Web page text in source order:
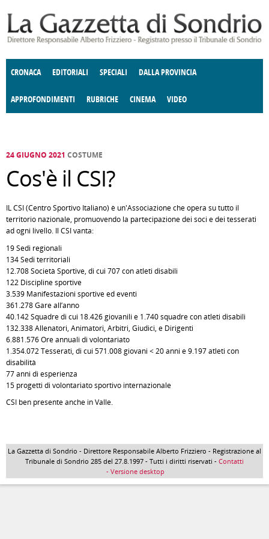
CRONACA EDITORIALI SPECIALI DALLA PROVINCIA
APPROFONDIMENTI
E SPETTACOLI POLITICA
RUBRICHE
DELLE IDEE FATTI DELLO SPIRITO
CINEMA VIDEO
24 GIUGNO 2021 COSTUME
Cos'è il CSI?
IL CSI (Centro Sportivo Italiano) è un'Associazione che opera su tutto il
territorio nazionale, promuovendo la partecipazione dei soci e dei tesserati
ad ogni livello. Il CSI vanta:
19 Sedi regionali
134 Sedi territoriali
12.708 Società Sportive, di cui 707 con atleti disabili
122 Discipline sportive
3.539 Manifestazioni sportive ed eventi
361.278 Gare all’anno
40.142 Squadre di cui 18.426 giovanili e 1.740 squadre con atleti disabili
132.338 Allenatori, Animatori, Arbitri, Giudici, e Dirigenti
6.881.576 Ore annuali di volontariato
1.354.072 Tesserati, di cui 571.008 giovani < 20 anni e 9.197 atleti con
disabilità
77 anni di esperienza
15 progetti di volontariato sportivo internazionale
CSI ben presente anche in Valle.
La Gazzetta di Sondrio - Direttore Responsabile Alberto Frizziero - Registrazione al
Tribunale di Sondrio 285 del 27.8.1997 - Tutti i diritti riservati - Contatti
- Versione desktop